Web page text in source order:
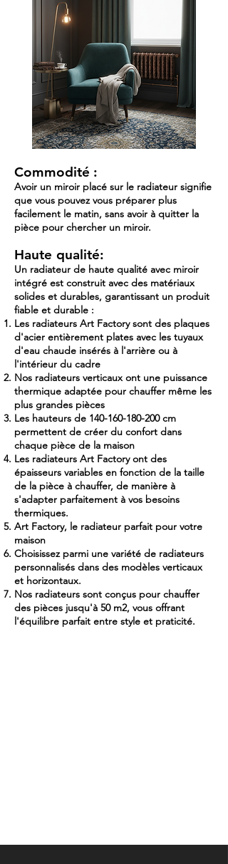
Commodité :
Avoir un miroir placé sur le radiateur signifie
que vous pouvez vous préparer plus
facilement le matin, sans avoir à quitter la
pièce pour chercher un miroir.
Haute qualité:
Un radiateur de haute qualité avec miroir
intégré est construit avec des matériaux
solides et durables, garantissant un produit
fiable et durable :
Les radiateurs Art Factory sont des plaques
d'acier entièrement plates avec les tuyaux
d'eau chaude insérés à l'arrière ou à
l'intérieur du cadre
Nos radiateurs verticaux ont une puissance
thermique adaptée pour chauffer même les
plus grandes pièces
Les hauteurs de 140-160-180-200cm
permettent de créer du confort dans
chaque pièce de la maison
Les radiateurs Art Factory ont des
épaisseurs variables en fonction de la taille
de la pièce à chauffer, de manière à
s'adapter parfaitement à vos besoins
thermiques.
Art Factory, le radiateur parfait pour votre
maison
Choisissez parmi une variété de radiateurs
personnalisés dans des modèles verticaux
et horizontaux.
Nos radiateurs sont conçus pour chauffer
des pièces jusqu'à 50 m2, vous offrant
l'équilibre parfait entre style et praticité.